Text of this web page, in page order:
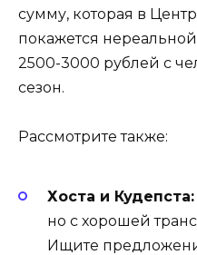
сумму, которая в
покажется
2500-3000 рублей с
сезон.
Рассмотрите также:
Хоста и Кудепста:
но с хорошей
Ищите